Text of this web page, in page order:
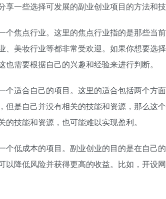
享一些选择可发展的副业创业项目的方法和技
个焦点行业。这里的焦点行业指的是那些当
、美妆行业等都非常受欢迎。如果你想要选
也需要根据自己的兴趣和经验来进行判断。
个适合自己的项目。这里的适合包括两个方
但是自己并没有相关的技能和资源，那么这
的技能和资源，也可能难以实现盈利。
个低成本的项目。副业创业的目的是在自己
以降低风险并获得更高的收益。比如，开设